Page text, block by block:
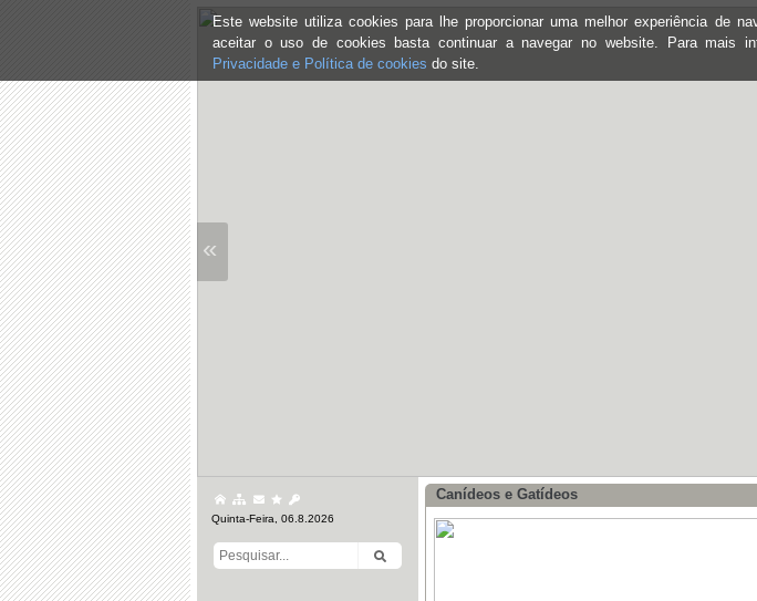
Este website utiliza cookies para lhe proporcionar uma melhor experiência de
aceitar o uso de cookies basta continuar a navegar no website. Para mais
Privacidade e Política de cookies do site.
«
Quinta-Feira, 06.8.2026
Canídeos e Gatídeos